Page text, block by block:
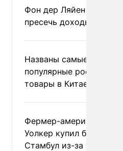
Фон дер Ляйен
пресечь доходы России
Названы самые
популярные российские
товары в Китае
Фермер-американец
Уолкер купил билет в
Стамбул из-за угрозы